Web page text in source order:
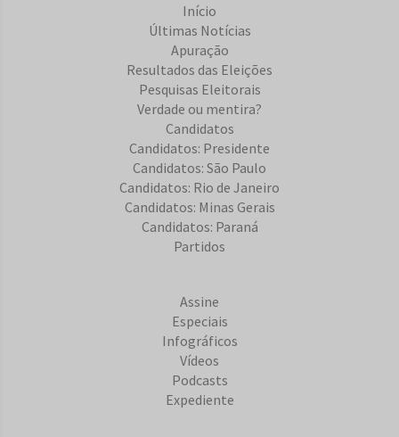
Início
Últimas Notícias
Apuração
Resultados das Eleições
Pesquisas Eleitorais
Verdade ou mentira?
Candidatos
Candidatos: Presidente
Candidatos: São Paulo
Candidatos: Rio de Janeiro
Candidatos: Minas Gerais
Candidatos: Paraná
Partidos
Assine
Especiais
Infográficos
Vídeos
Podcasts
Expediente